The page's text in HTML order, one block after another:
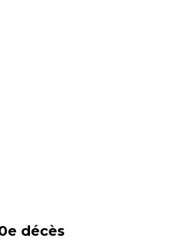
décès